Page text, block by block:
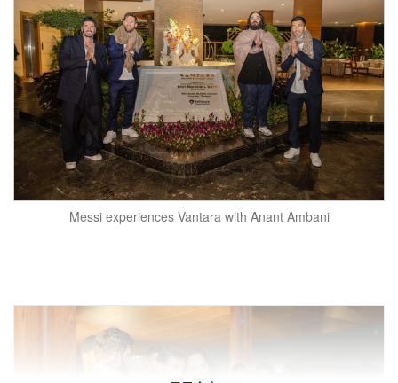
Messi experiences Vantara with Anant Ambani